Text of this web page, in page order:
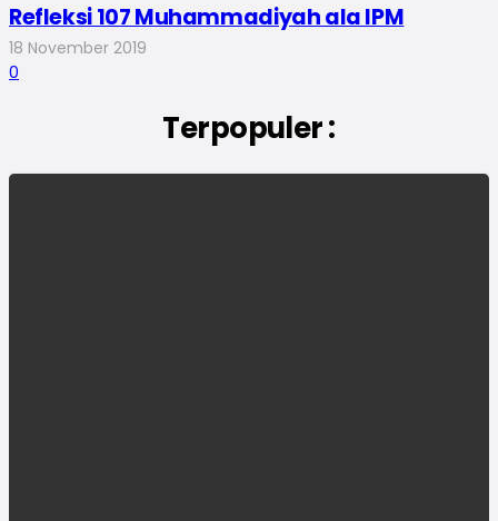
Refleksi 107 Muhammadiyah ala IPM
18 November 2019
0
Terpopuler :